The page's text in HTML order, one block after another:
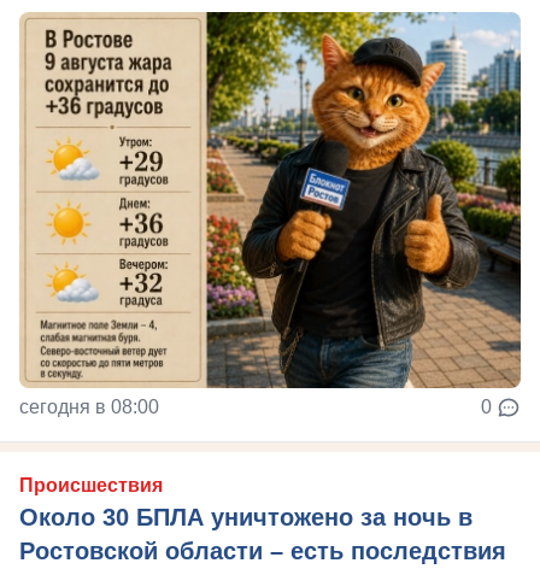
сегодня в 08:00 0
Происшествия
Около 30 БПЛА уничтожено за ночь в
Ростовской области – есть последствия